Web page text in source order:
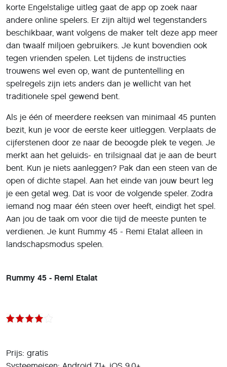
korte Engelstalige uitleg gaat de app op zoek naar
andere online spelers. Er zijn altijd wel tegenstanders
beschikbaar, want volgens de maker telt deze app meer
dan twaalf miljoen gebruikers. Je kunt bovendien ook
tegen vrienden spelen. Let tijdens de instructies
trouwens wel even op, want de puntentelling en
spelregels zijn iets anders dan je wellicht van het
traditionele spel gewend bent.
Als je één of meerdere reeksen van minimaal 45 punten
bezit, kun je voor de eerste keer uitleggen. Verplaats de
cijferstenen door ze naar de beoogde plek te vegen. Je
merkt aan het geluids- en trilsignaal dat je aan de beurt
bent. Kun je niets aanleggen? Pak dan een steen van de
open of dichte stapel. Aan het einde van jouw beurt leg
je een getal weg. Dat is voor de volgende speler. Zodra
iemand nog maar één steen over heeft, eindigt het spel.
Aan jou de taak om voor die tijd de meeste punten te
verdienen. Je kunt Rummy 45 - Remi Etalat alleen in
landschapsmodus spelen.
Rummy 45 - Remi Etalat
Prijs: gratis